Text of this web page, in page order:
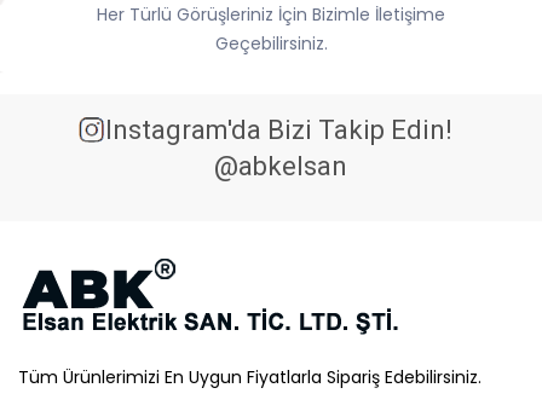
Her Türlü Görüşleriniz İçin Bizimle İletişime
Geçebilirsiniz.
Instagram'da Bizi Takip Edin!
@abkelsan
Tüm Ürünlerimizi En Uygun Fiyatlarla Sipariş Edebilirsiniz.